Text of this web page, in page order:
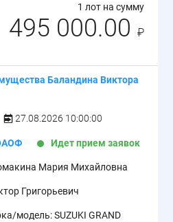
1 лот на сумму
495 000.00 ₽
Баландина Виктора
27.08.2026 10:00:00
Идет прием заявок
Мария Михайловна
Григорьевич
модель: SUZUKI GRAND